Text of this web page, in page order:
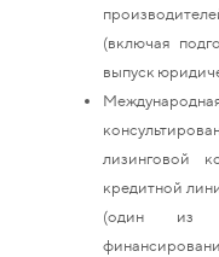
(включая
выпуск
лизинговой
кредитной
(один из